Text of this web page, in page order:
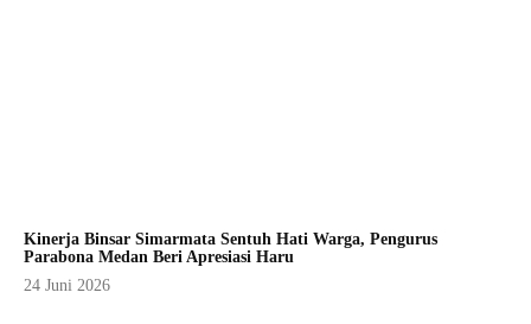
Kinerja Binsar Simarmata Sentuh Hati Warga, Pengurus
Parabona Medan Beri Apresiasi Haru
24 Juni 2026